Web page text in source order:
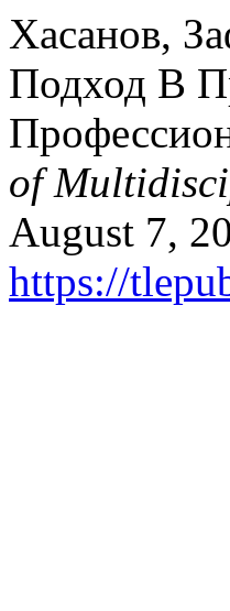
Хасанов,
Подход В
of
August 7,
https://